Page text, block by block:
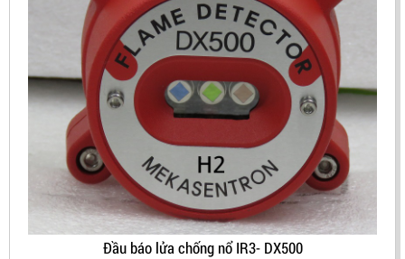
Đầu báo lửa chống nổ IR3- DX500